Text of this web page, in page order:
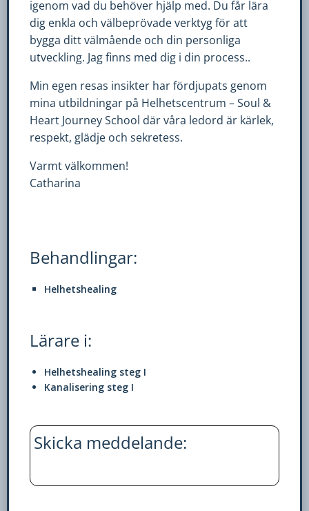
igenom vad du behöver hjälp med. Du får lära
dig enkla och välbeprövade verktyg för att
bygga ditt välmående och din personliga
utveckling. Jag finns med dig i din process..
Min egen resas insikter har fördjupats genom
mina utbildningar på Helhetscentrum – Soul &
Heart Journey School där våra ledord är kärlek,
respekt, glädje och sekretess.
Varmt välkommen!
Catharina
Behandlingar:
Helhetshealing
Lärare i:
Helhetshealing steg I
Kanalisering steg I
Skicka meddelande:
här kakorna
kommer
viss
funktionalitet
att försvinna
från
hemsidan.
Marknadsföring
Genom att dela
surfar ökar du
chansen att få se
personligt